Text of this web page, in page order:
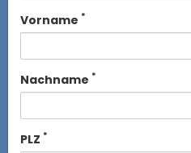
Vorname *
Nachname *
PLZ *